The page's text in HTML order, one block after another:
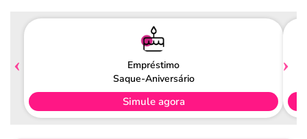
Empréstimo
Saque-Aniversário
Simule agora